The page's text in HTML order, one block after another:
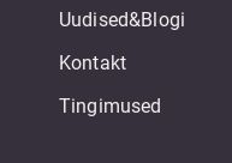
Uudised&Blogi
Kontakt
Tingimused